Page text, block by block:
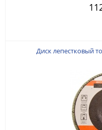
Диск лепестковый